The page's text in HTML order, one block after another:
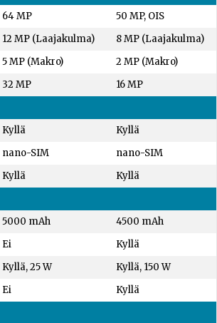
64 MP
50 MP, OIS
12 MP (Laajakulma)
8 MP (Laajakulma)
5 MP (Makro)
2 MP (Makro)
32 MP
16 MP
Kyllä
Kyllä
nano-SIM
nano-SIM
Kyllä
Kyllä
5000 mAh
4500 mAh
Ei
Kyllä
Kyllä, 25 W
Kyllä, 150 W
Ei
Kyllä